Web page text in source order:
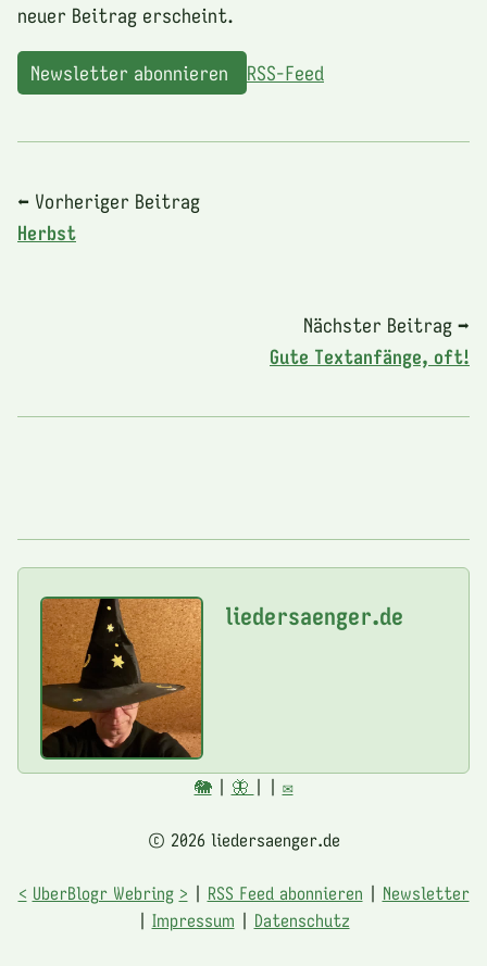
neuer Beitrag erscheint.
Newsletter abonnieren RSS-Feed
⬅ Vorheriger Beitrag
Herbst
Nächster Beitrag ➡
Gute Textanfänge, oft!
liedersaenger.de
🐘| 🦋 | | ✉️
© 2026 liedersaenger.de
< UberBlogr Webring > | RSS Feed abonnieren | Newsletter
| Impressum | Datenschutz